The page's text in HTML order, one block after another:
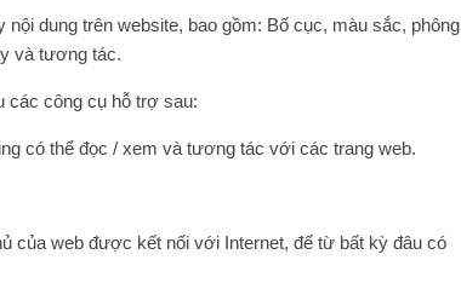
dung trên website, bao gồm: Bố cục, màu sắc, phông
và tương tác.
các công cụ hỗ trợ sau:
có thể đọc / xem và tương tác với các trang web.
của web được kết nối với Internet, để từ bất kỳ đâu có